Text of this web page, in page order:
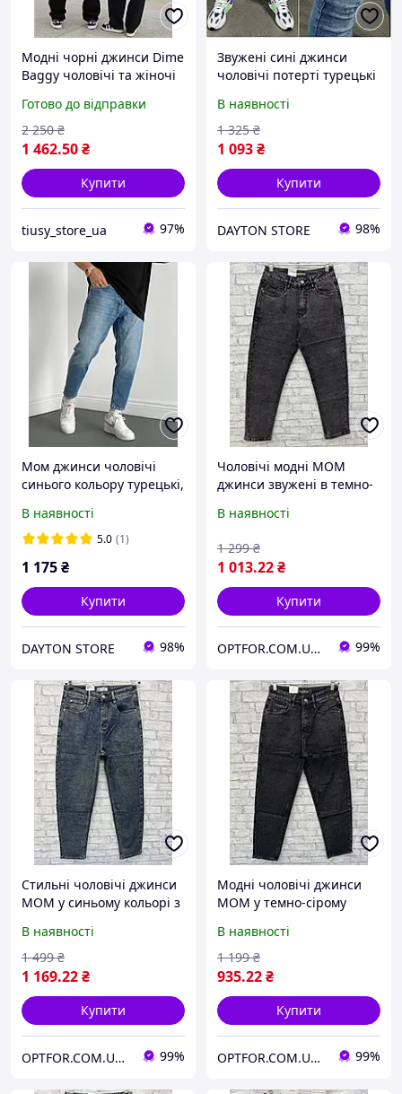
Модні чорні джинси Dime
Baggy чоловічі та жіночі
стилю Dime BAGGY JEANS
Готово до відправки
1 462.50₴
2 250 ₴
Купити
tiusy_store_ua 97%
Звужені сині джинси
чоловічі потерті турецькі
молодіжні стильні з
потертостями
В наявності
1 093₴
1 325 ₴
Купити
DAYTON STORE 98%
Мом джинси чоловічі
синього кольору турецькі,
бойфренд укорочені сині
на осінь/весну
В наявності
5.0 (1)
1 175₴
Купити
DAYTON STORE 98%
Чоловічі модні МОМ
джинси звужені в темно-
розмірі
В наявності
1 013.22₴
1 299 ₴
Купити
OPTFOR.COM.UA - Будь першим разом з нами! 99%
Стильні чоловічі джинси
МОМ у синьому кольорі з
В наявності
1 169.22₴
1 499 ₴
Купити
OPTFOR.COM.UA - Будь першим разом з нами! 99%
Модні чоловічі джинси
МОМ у темно-сірому
розмірі
В наявності
935.22₴
1 199 ₴
Купити
OPTFOR.COM.UA - Будь першим разом з нами! 99%